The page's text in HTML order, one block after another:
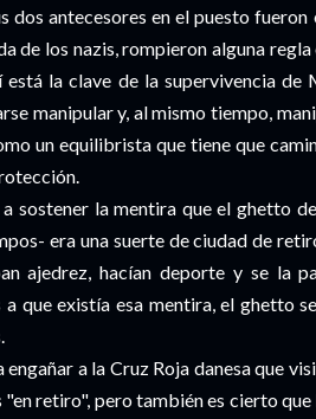
dos antecesores en el puesto
de los nazis, rompieron alguna
está la clave de la supervivencia de
manipular y, al mismo tiempo,
un equilibrista que tiene que
sostener la mentira que el ghetto
era una suerte de ciudad de
ajedrez, hacían deporte y se la
que existía esa mentira, el ghetto
engañar a la Cruz Roja danesa que
retiro", pero también es cierto